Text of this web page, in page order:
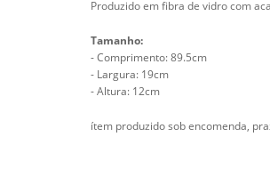
Produzido em fibra de vidro com
Tamanho:
- Comprimento: 89.5cm
- Largura: 19cm
- Altura: 12cm
ítem produzido sob encomenda,